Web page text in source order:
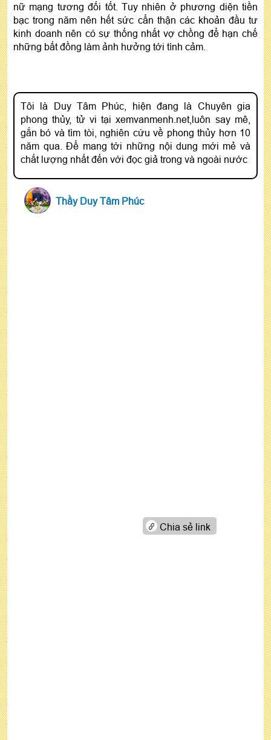
nữ mạng tương đối tốt. Tuy nhiên ở phương diện tiền
bạc trong năm nên hết sức cẩn thận các khoản đầu tư
kinh doanh nên có sự thống nhất vợ chồng để hạn chế
những bất đồng làm ảnh hưởng tới tình cảm.
Tôi là Duy Tâm Phúc, hiện đang là Chuyên gia
phong thủy, tử vi tại xemvanmenh.net,luôn say mê,
gắn bó và tìm tòi, nghiên cứu về phong thủy hơn 10
năm qua. Để mang tới những nội dung mới mẻ và
chất lượng nhất đến với đọc giả trong và ngoài nước
Thầy Duy Tâm Phúc
Chia sẻ link